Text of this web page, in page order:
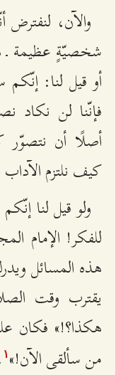
والآن،
شخصيّةٍ عظيمة ـ
أو قيل لنا: إنّكم
فإنّنا لن نكاد
أصلًا أن
كيف نلتزم
ولو قيل لنا
للفكر! الإمام
هذه المسائل
يقترب وقت
هكذا؟!» فكان
من سألقى الآن!» ۱ .